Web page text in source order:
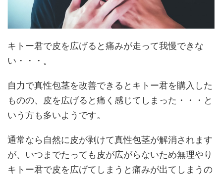
キトー君で皮を広げると痛みが走って我慢できな
い・・・。
自力で真性包茎を改善できるとキトー君を購入した
ものの、皮を広げると痛く感じてしまった・・・と
いう方も多いようです。
通常なら自然に皮が剥けて真性包茎が解消されます
が、いつまでたっても皮が広がらないため無理やり
キトー君で皮を広げてしまうと痛みが出てしまうの